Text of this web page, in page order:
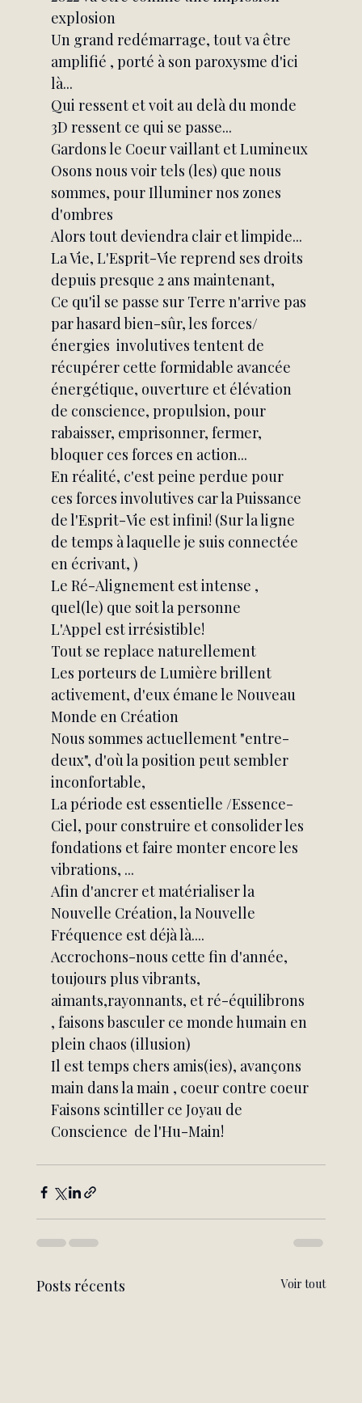
explosion
Un grand redémarrage, tout va être
amplifié , porté à son paroxysme d'ici
là...
Qui ressent et voit au delà du monde
3D ressent ce qui se passe...
Gardons le Coeur vaillant et Lumineux
Osons nous voir tels (les) que nous
sommes, pour Illuminer nos zones
d'ombres
Alors tout deviendra clair et limpide...
La Vie, L'Esprit-Vie reprend ses droits
depuis presque 2 ans maintenant,
Ce qu'il se passe sur Terre n'arrive pas
par hasard bien-sûr, les forces/
énergies  involutives tentent de
récupérer cette formidable avancée
énergétique, ouverture et élévation
de conscience, propulsion, pour
rabaisser, emprisonner, fermer,
bloquer ces forces en action...
En réalité, c'est peine perdue pour
ces forces involutives car la Puissance
de l'Esprit-Vie est infini! (Sur la ligne
de temps à laquelle je suis connectée
en écrivant, )
Le Ré-Alignement est intense ,
quel(le) que soit la personne
L'Appel est irrésistible!
Tout se replace naturellement
Les porteurs de Lumière brillent
activement, d'eux émane le Nouveau
Monde en Création
Nous sommes actuellement "entre-
deux", d'où la position peut sembler
inconfortable,
La période est essentielle /Essence-
Ciel, pour construire et consolider les
fondations et faire monter encore les
vibrations, ...
Afin d'ancrer et matérialiser la
Nouvelle Création, la Nouvelle
Fréquence est déjà là....
Accrochons-nous cette fin d'année,
toujours plus vibrants,
aimants,rayonnants, et ré-équilibrons
, faisons basculer ce monde humain en
plein chaos (illusion)
Il est temps chers amis(ies), avançons
main dans la main , coeur contre coeur
Faisons scintiller ce Joyau de
Conscience  de l'Hu-Main!
Posts récents Voir tout